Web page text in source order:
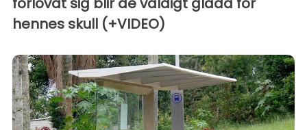
hennes skull (+VIDEO)